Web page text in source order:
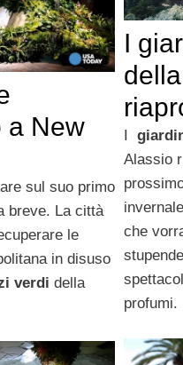
I
Alassio
che
profumi.
a New
sul suo primo
breve. La città
le
in disuso
verdi della